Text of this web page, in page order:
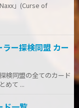
」(Curse of
ー探検同盟 カー
検同盟の全てのカード
めて ...